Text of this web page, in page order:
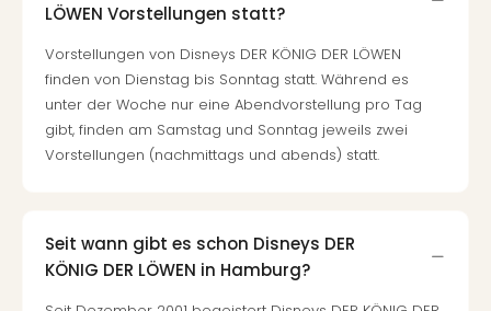
LÖWEN Vorstellungen statt?
Vorstellungen von Disneys DER KÖNIG DER LÖWEN
finden von Dienstag bis Sonntag statt. Während es
unter der Woche nur eine Abendvorstellung pro Tag
gibt, finden am Samstag und Sonntag jeweils zwei
Vorstellungen (nachmittags und abends) statt.
Seit wann gibt es schon Disneys DER
KÖNIG DER LÖWEN in Hamburg?